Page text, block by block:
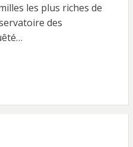
les plus riches de
des